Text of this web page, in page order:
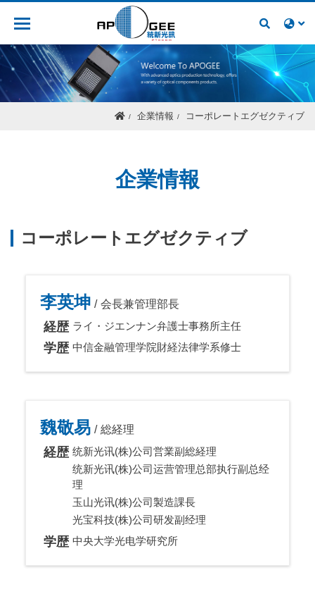
企業情報 コーポレートエグゼクティブ
企業情報
コーポレートエグゼクティブ
李英坤 会長兼管理部長
経歴 ライ・ジエンナン弁護士事務所主任
学歴 中信金融管理学院財経法律学系修士
魏敬易 総経理
経歴 统新光讯(株)公司営業副総経理
统新光讯(株)公司运营管理总部执行副总经
理
玉山光讯(株)公司製造課長
光宝科技(株)公司研发副经理
学歴 中央大学光电学研究所